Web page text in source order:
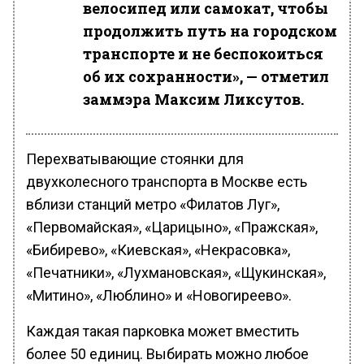
велосипед или самокат, чтобы
продолжить путь на городском
транспорте и не беспокоиться
об их сохранности», — отметил
заммэра Максим Ликсутов.
Перехватывающие стоянки для
двухколесного транспорта в Москве есть
вблизи станций метро «Филатов Луг»,
«Первомайская», «Царицыно», «Пражская»,
«Бибирево», «Киевская», «Некрасовка»,
«Печатники», «Лухмановская», «Щукинская»,
«Митино», «Люблино» и «Новогиреево».
Каждая такая парковка может вместить
более 50 единиц. Выбирать можно любое